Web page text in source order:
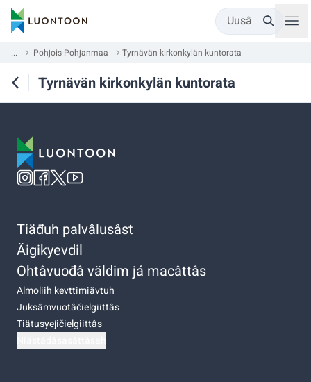
Uusâ
... Pohjois-Pohjanmaa Tyrnävän kirkonkylän kuntorata
Tyrnävän kirkonkylän kuntorata
Tiäđuh palvâlusâst
Äigikyevdil
Ohtâvuođâ väldim já macâttâs
Almoliih kevttimiävtuh
Juksâmvuotâčielgiittâs
Tiätusyejičielgiittâs